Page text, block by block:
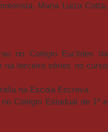
Maria Luiza Cotta,
no Colégio Euclides da
na terceira séries no curso
na Escola Escreva
Colégio Estadual de 1º e